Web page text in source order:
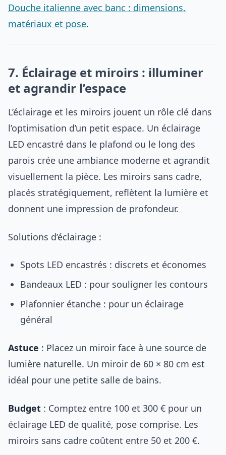
Douche italienne avec banc : dimensions,
matériaux et pose.
7. Éclairage et miroirs : illuminer
et agrandir l’espace
L’éclairage et les miroirs jouent un rôle clé dans
l’optimisation d’un petit espace. Un éclairage
LED encastré dans le plafond ou le long des
parois crée une ambiance moderne et agrandit
visuellement la pièce. Les miroirs sans cadre,
placés stratégiquement, reflètent la lumière et
donnent une impression de profondeur.
Solutions d’éclairage :
Spots LED encastrés : discrets et économes
Bandeaux LED : pour souligner les contours
Plafonnier étanche : pour un éclairage
général
Astuce : Placez un miroir face à une source de
lumière naturelle. Un miroir de 60 × 80 cm est
idéal pour une petite salle de bains.
Budget : Comptez entre 100 et 300 € pour un
éclairage LED de qualité, pose comprise. Les
miroirs sans cadre coûtent entre 50 et 200 €.